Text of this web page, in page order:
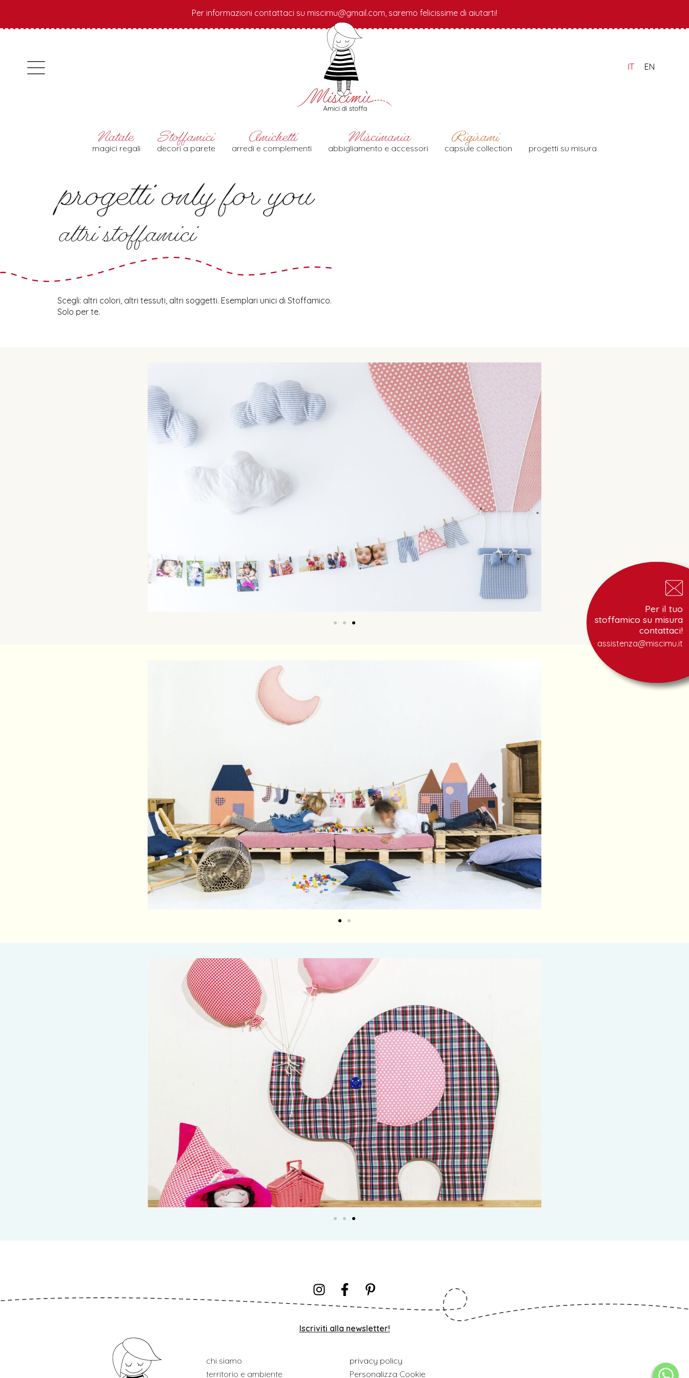
Per informazioni contattaci su miscimu@gmail.com, saremo felicissime di aiutarti!
IT EN
magici regali decori a parete arredi e complementi abbigliamento e accessori capsule collection progetti su misura
progetti only for you
altri stoffamici
Scegli: altri colori, altri tessuti, altri soggetti. Esemplari unici di Stoffamico.
Solo per te.
Per il tuo
progetto su misura
contattaci!
assistenza@miscimu.it
Per il tuo
stoffamico su misura
contattaci!
assistenza@miscimu.it
Iscriviti alla newsletter!
chi siamo
territorio e ambiente
privacy policy
Personalizza Cookie